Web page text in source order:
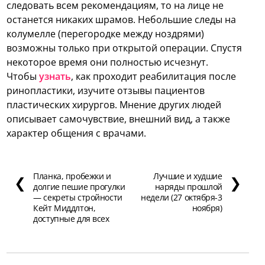
следовать всем рекомендациям, то на лице не
останется никаких шрамов. Небольшие следы на
колумелле (перегородке между ноздрями)
возможны только при открытой операции. Спустя
некоторое время они полностью исчезнут.
Чтобыузнать, как проходит реабилитация после
ринопластики, изучите отзывы пациентов
пластических хирургов. Мнение других людей
описывает самочувствие, внешний вид, а также
характер общения с врачами.
❮
Планка, пробежки и
долгие пешие прогулки
— секреты стройности
Кейт Миддлтон,
доступные для всех
Лучшие и худшие
наряды прошлой
недели (27 октября-3
ноября)
❯